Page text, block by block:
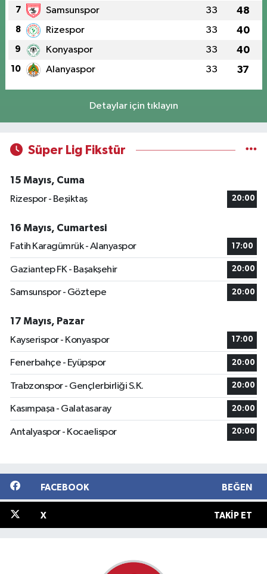
7 Samsunspor 33 48
8 Rizespor 33 40
9 Konyaspor 33 40
10 Alanyaspor 33 37
Detaylar için tıklayın
Süper Lig Fikstür
15 Mayıs, Cuma
Rizespor - Beşiktaş
20:00
16 Mayıs, Cumartesi
Fatih Karagümrük - Alanyaspor
17:00
Gaziantep FK - Başakşehir 20:00
Samsunspor - Göztepe 20:00
17 Mayıs, Pazar
Kayserispor - Konyaspor
17:00
Fenerbahçe - Eyüpspor 20:00
Trabzonspor - Gençlerbirliği S.K. 20:00
Kasımpaşa - Galatasaray 20:00
Antalyaspor - Kocaelispor 20:00
FACEBOOK BEĞEN
X TAKIP ET